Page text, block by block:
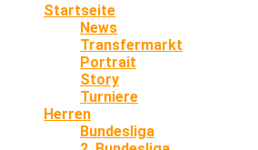
Startseite
News
Transfermarkt
Portrait
Story
Turniere
Herren
Bundesliga